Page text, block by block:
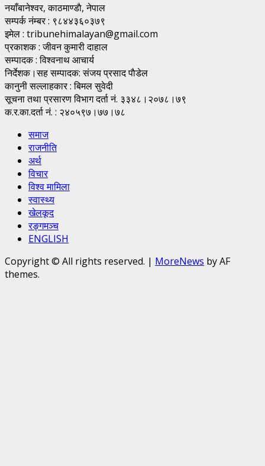
नयाँबानेश्वर, काठमाण्डाै, नेपाल
सम्पर्क नंम्बर : ९८४४३६०३७९
इमेल : tribunehimalayan@gmail.com
प्रकाशक : जीवन कुमारी दाहाल
सम्पादक : विश्वनाथ आचार्य
निर्देशक।सह सम्पादक: संजय प्रसाद पाैडेल
कानुनी सल्लाहकार : बिमल सुवेदी
सूचना तथा प्रसारण विभाग दर्ता नं. ३३४८।२०७८।७९
क.र.का.दर्ता नं. : २४०५९७।७७।७८
समाज
राजनीति
अर्थ
विचार
विश्व मामिला
स्वास्थ्य
खेलकूद
रङ्गमञ्च
ENGLISH
Copyright © All rights reserved. | MoreNews by AF
themes.